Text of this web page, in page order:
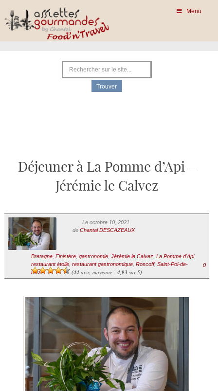
Menu
Déjeuner à La Pomme d’Api –
Jérémie le Calvez
Le octobre 10, 2021
de Chantal DESCAZEAUX
Bretagne, Finistère, gastronomie, Jérémie le Calvez, La Pomme d'Api,
restaurant étoilé, restaurant gastronomique, Roscoff, Saint-Pol-de-
Léon
(44avis, moyenne : 4,93 sur 5)
0